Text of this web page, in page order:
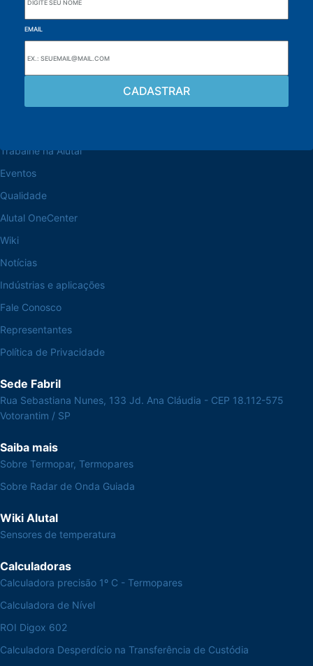
EMAIL
Trabalhe na Alutal
Eventos
Qualidade
Alutal OneCenter
Wiki
Notícias
Indústrias e aplicações
Fale Conosco
Representantes
Política de Privacidade
Sede Fabril
Rua Sebastiana Nunes, 133 Jd. Ana Cláudia - CEP 18.112-575
Votorantim / SP
Saiba mais
Sobre Termopar, Termopares
Sobre Radar de Onda Guiada
Wiki Alutal
Sensores de temperatura
Calculadoras
Calculadora precisão 1º C - Termopares
Calculadora de Nível
ROI Digox 602
Calculadora Desperdício na Transferência de Custódia